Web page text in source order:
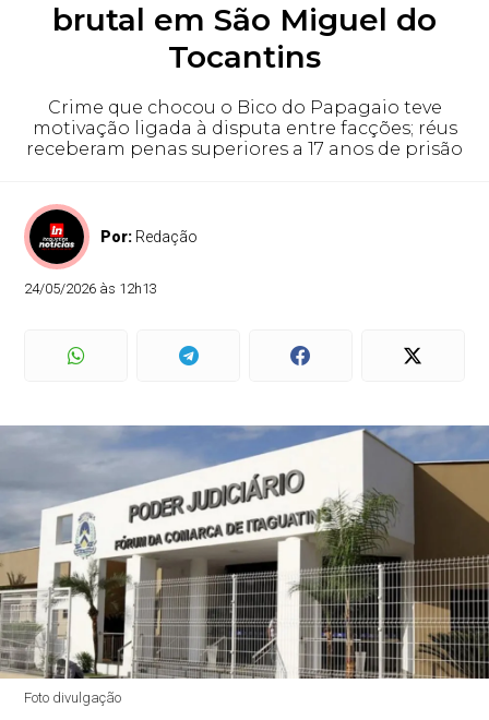
brutal em São Miguel do
Tocantins
Crime que chocou o Bico do Papagaio teve
motivação ligada à disputa entre facções; réus
receberam penas superiores a 17 anos de prisão
Por: Redação
24/05/2026 às 12h13
Foto divulgação